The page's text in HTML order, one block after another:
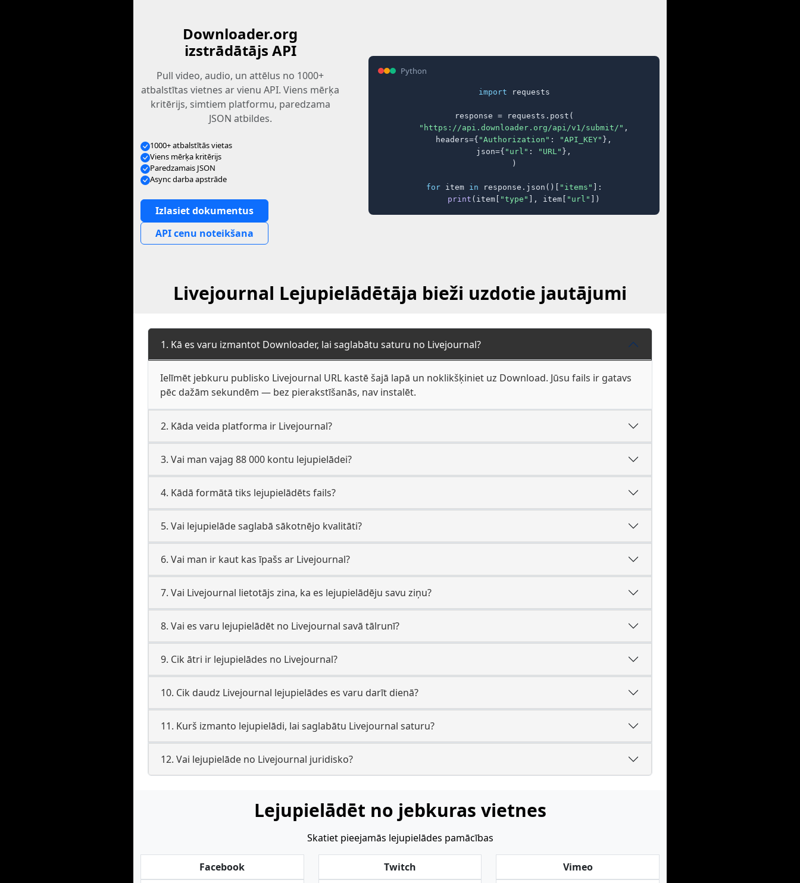
Downloader.org
izstrādātājs API
Pull video, audio, un attēlus no 1000+
atbalstītas vietnes ar vienu API. Viens mērķa
kritērijs, simtiem platformu, paredzama
JSON atbildes.
1000+ atbalstītās vietas
Viens mērķa kritērijs
Paredzamais JSON
Async darba apstrāde
Izlasiet dokumentus
API cenu noteikšana
Python
import requests
response = requests.post(
"https://api.downloader.org/api/v1/submit/" ,
    headers={
"Authorization" : "API_KEY" },
    json={
"url" : "URL" },
)
for item in response.json()[ "items" ]:
print (item[ "type" ], item[ "url" ])
Livejournal Lejupielādētāja bieži uzdotie jautājumi
1. Kā es varu izmantot Downloader, lai saglabātu saturu no Livejournal?
Ielīmēt jebkuru publisko Livejournal URL kastē šajā lapā un noklikšķiniet uz Download. Jūsu fails ir gatavs
pēc dažām sekundēm — bez pierakstīšanās, nav instalēt.
2. Kāda veida platforma ir Livejournal?
3. Vai man vajag 88 000 kontu lejupielādei?
4. Kādā formātā tiks lejupielādēts fails?
5. Vai lejupielāde saglabā sākotnējo kvalitāti?
6. Vai man ir kaut kas īpašs ar Livejournal?
7. Vai Livejournal lietotājs zina, ka es lejupielādēju savu ziņu?
8. Vai es varu lejupielādēt no Livejournal savā tālrunī?
9. Cik ātri ir lejupielādes no Livejournal?
10. Cik daudz Livejournal lejupielādes es varu darīt dienā?
11. Kurš izmanto lejupielādi, lai saglabātu Livejournal saturu?
12. Vai lejupielāde no Livejournal juridisko?
Lejupielādēt no jebkuras vietnes
Skatiet pieejamās lejupielādes pamācības
Facebook
Twitch
Vimeo